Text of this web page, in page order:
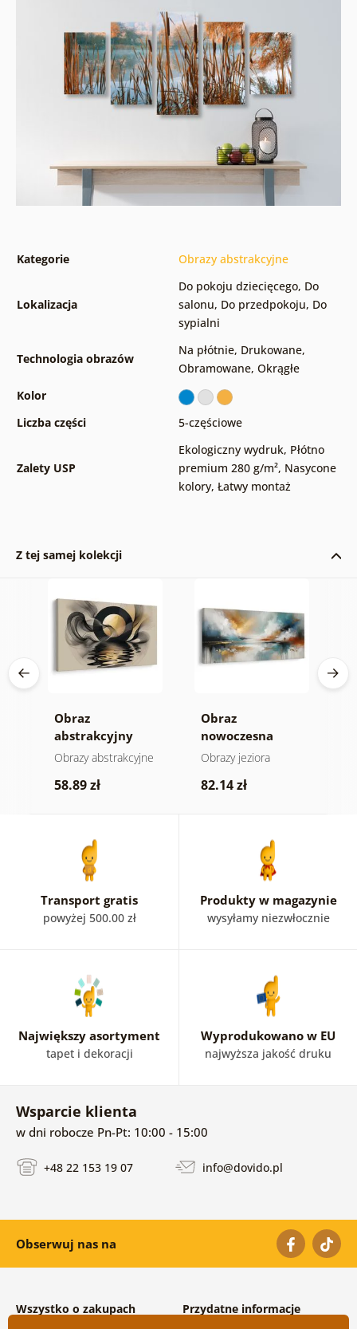
Kategorie Obrazy abstrakcyjne
Lokalizacja
Do pokoju dziecięcego, Do
salonu, Do przedpokoju, Do
sypialni
Technologia obrazów
Na płótnie, Drukowane,
Obramowane, Okrągłe
Kolor
Liczba części
5-częściowe
Zalety USP
Ekologiczny wydruk, Płótno
premium 280 g/m², Nasycone
kolory, Łatwy montaż
Z tej samej kolekcji
Obraz
abstrakcyjny
księżyc nad wodą
Obrazy abstrakcyjne
58.89 zł
Obraz
nowoczesna
abstrakcja z
Obrazy jeziora
82.14 zł
Transport gratis
powyżej 500.00 zł
Produkty w magazynie
wysyłamy niezwłocznie
Największy asortyment
tapet i dekoracji
Wyprodukowano w EU
najwyższa jakość druku
Wsparcie klienta
w dni robocze Pn-Pt: 10:00 - 15:00
+48 22 153 19 07 info@dovido.pl
Obserwuj nas na
Wszystko o zakupach Przydatne informacje